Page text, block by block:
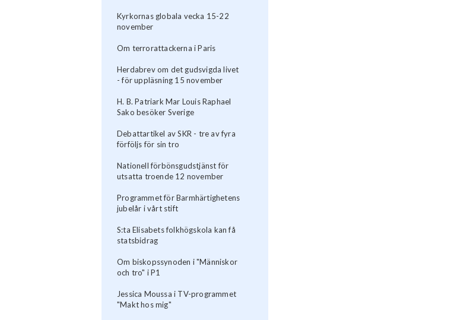
Kyrkornas globala vecka 15-22
november
Om terrorattackerna i Paris
Herdabrev om det gudsvigda livet
- för uppläsning 15 november
H. B. Patriark Mar Louis Raphael
Sako besöker Sverige
Debattartikel av SKR - tre av fyra
förföljs för sin tro
Nationell förbönsgudstjänst för
utsatta troende 12 november
Programmet för Barmhärtighetens
jubelår i vårt stift
S:ta Elisabets folkhögskola kan få
statsbidrag
Om biskopssynoden i "Människor
och tro" i P1
Jessica Moussa i TV-programmet
"Makt hos mig"